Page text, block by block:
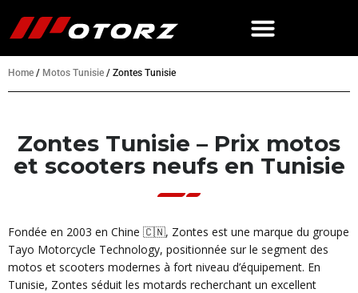
Home / Motos Tunisie / Zontes Tunisie
Zontes Tunisie – Prix motos
et scooters neufs en Tunisie
Fondée en 2003 en Chine 🇨🇳, Zontes est une marque du groupe
Tayo Motorcycle Technology, positionnée sur le segment des
motos et scooters modernes à fort niveau d’équipement. En
Tunisie, Zontes séduit les motards recherchant un excellent